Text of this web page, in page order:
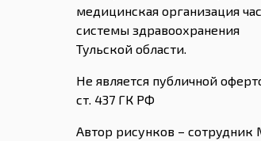
медицинская организация
системы здравоохранения
Тульской области.
Не является публичной
ст. 437 ГК РФ
Автор рисунков – сотрудник